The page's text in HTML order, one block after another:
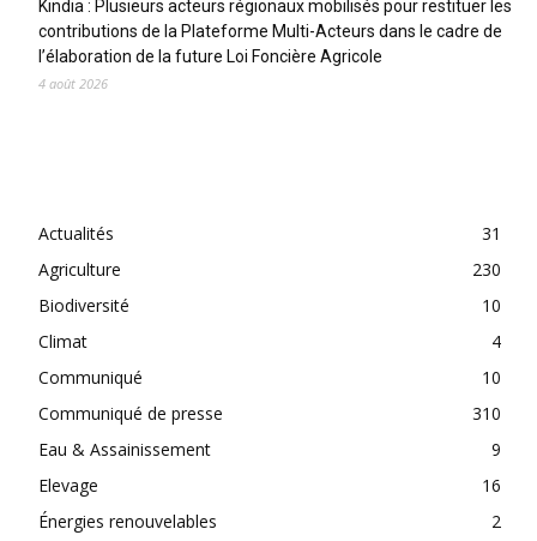
Kindia : Plusieurs acteurs régionaux mobilisés pour restituer les
contributions de la Plateforme Multi-Acteurs dans le cadre de
l’élaboration de la future Loi Foncière Agricole
4 août 2026
Actualités
31
Agriculture
230
Biodiversité
10
Climat
4
Communiqué
10
Communiqué de presse
310
Eau & Assainissement
9
Elevage
16
Énergies renouvelables
2